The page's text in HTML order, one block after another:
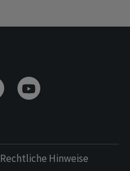
Rechtliche Hinweise